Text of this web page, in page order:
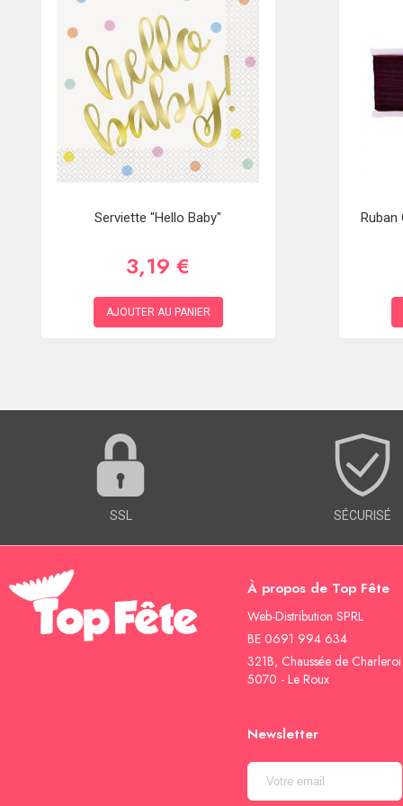
Serviette "Hello Baby"
3,19 €
AJOUTER AU PANIER
Ruban
SSL SÉCURISÉ
À propos de Top Fête
Web-Distribution SPRL
BE 0691 994 634
321B, Chaussée de Charleroi
5070 - Le Roux
Newsletter